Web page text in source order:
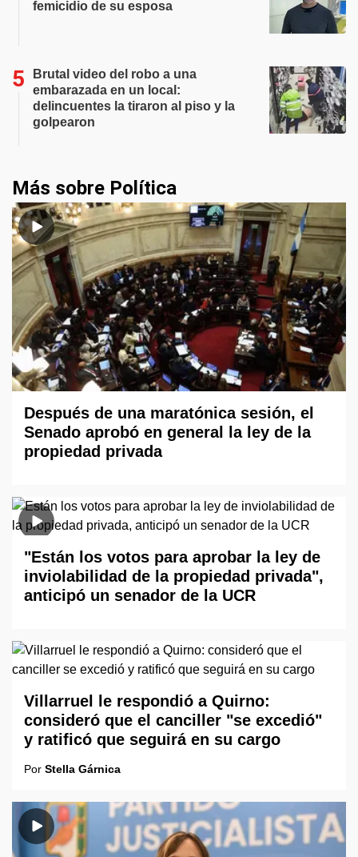
femicidio de su esposa
Brutal video del robo a una
embarazada en un local:
delincuentes la tiraron al piso y la
golpearon
Más sobre Política
Después de una maratónica sesión, el
Senado aprobó en general la ley de la
propiedad privada
"Están los votos para aprobar la ley de
inviolabilidad de la propiedad privada",
anticipó un senador de la UCR
Villarruel le respondió a Quirno:
consideró que el canciller "se excedió"
y ratificó que seguirá en su cargo
Por Stella Gárnica